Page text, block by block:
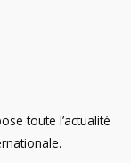
toute l’actualité